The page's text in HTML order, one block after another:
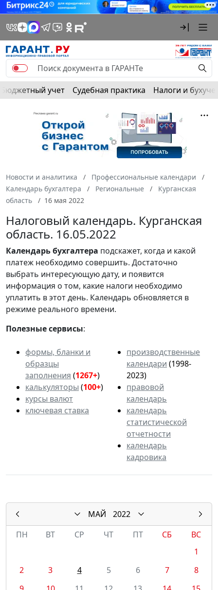
Бюджетный учет Судебная практика Налоги и
Новости и аналитика
Профессиональные календари
Календарь бухгалтера
Региональные
Курганская
область
16 мая 2022
Налоговый календарь. Курганская
область. 16.05.2022
Календарьбухгалтера подскажет, когда и какой
платеж необходимо совершить. Достаточно
выбрать интересующую дату, и появится
информация о том, какие налоги необходимо
уплатить в этот день. Календарь обновляется в
режиме реального времени.
Полезные сервисы:
формы, бланки и
образцы
заполнения (1267+)
калькуляторы (100+)
курсы валют
ключевая ставка
производственные
календари (1998-
2023)
правовой
календарь
календарь
статистической
отчетности
календарь
кадровика
МАЙ
2022
ПН
ВТ СР ЧТ ПТ СБ
ВС
1
2
3 4 5 6 7
8